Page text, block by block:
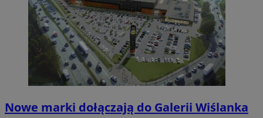
Nowe marki dołączają do Galerii Wiślanka